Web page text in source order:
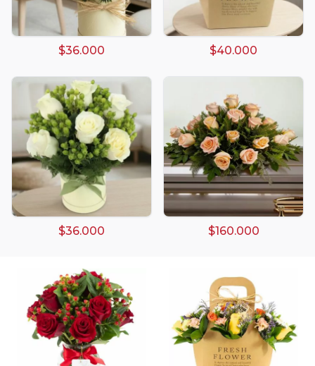
$36.000 $40.000
$36.000 $160.000
Arreglos damasco
Arreglos de Globos
Arreglos Florales
Arreglos florales amarillos
Arreglos florales de color rojo
Arreglos Florales en Florero
Arreglos florales en tono blanco
Arreglos florales en tono lila